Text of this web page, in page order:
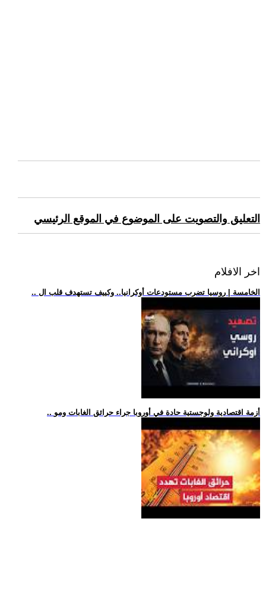
التعليق والتصويت على الموضوع في الموقع الرئيسي
اخر الافلام
.. الخامسة | روسيا تضرب مستودعات أوكرانيا.. وكييف تستهدف قلب ال
.. أزمة اقتصادية ولوجستية حادة في أوروبا جراء حرائق الغابات ومو